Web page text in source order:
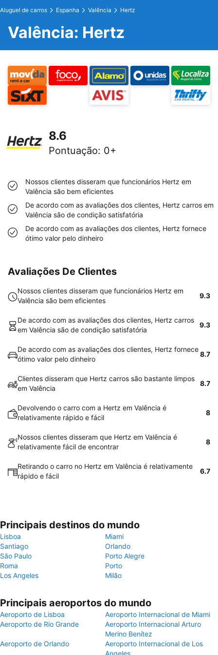
Aluguel de carros Espanha Valência Hertz
Valência: Hertz
8.6
Pontuação: 0+
Nossos clientes disseram que funcionários Hertz em
Valência são bem eficientes
De acordo com as avaliações dos clientes, Hertz carros em
Valência são de condição satisfatória
De acordo com as avaliações dos clientes, Hertz fornece
ótimo valor pelo dinheiro
Avaliações De Clientes
Nossos clientes disseram que funcionários Hertz em
Valência são bem eficientes
9.3
De acordo com as avaliações dos clientes, Hertz carros
em Valência são de condição satisfatória
9.3
De acordo com as avaliações dos clientes, Hertz fornece
ótimo valor pelo dinheiro
8.7
Clientes disseram que Hertz carros são bastante limpos
em Valência
8.7
Devolvendo o carro com a Hertz em Valência é
relativamente rápido e fácil
8
Nossos clientes disseram que Hertz em Valência é
relativamente fácil de encontrar
8
Retirando o carro no Hertz em Valência é relativamente
rápido e fácil
6.7
Principais destinos do mundo
Lisboa
Miami
Santiago
Orlando
São Paulo
Porto Alegre
Roma
Porto
Los Angeles
Milão
Principais aeroportos do mundo
Aeroporto de Lisboa
Aeroporto Internacional de Miami
Aeroporto de Rio Grande
Aeroporto Internacional Arturo
Merino Benítez
Aeroporto de Orlando
Aeroporto Internacional de Los
Angeles